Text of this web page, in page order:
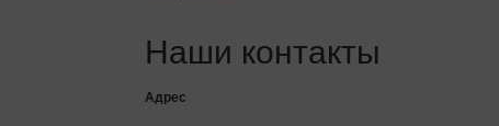
Наши контакты
Адрес